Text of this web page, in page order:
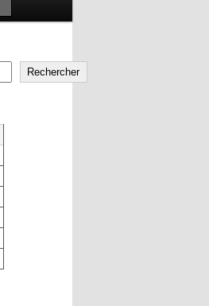
Rechercher